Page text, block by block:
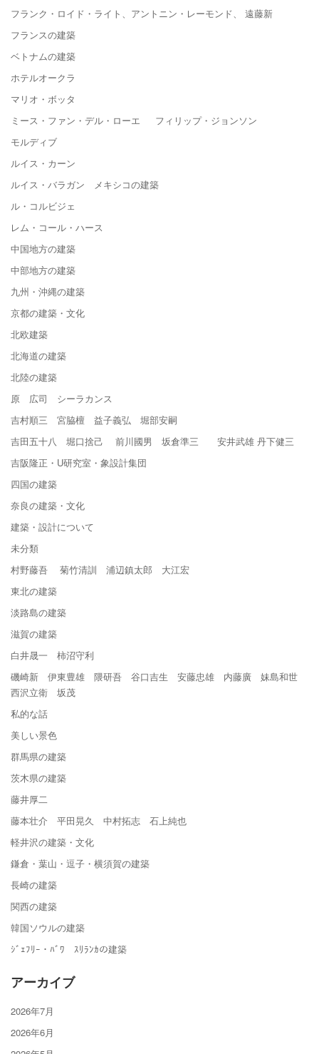
フランク・ロイド・ライト、アントニン・レーモンド、 遠藤新
フランスの建築
ベトナムの建築
ホテルオークラ
マリオ・ボッタ
ミース・ファン・デル・ローエ フィリップ・ジョンソン
モルディブ
ルイス・カーン
ルイス・バラガン メキシコの建築
ル・コルビジェ
レム・コール・ハース
中国地方の建築
中部地方の建築
九州・沖縄の建築
京都の建築・文化
北欧建築
北海道の建築
北陸の建築
原 広司 シーラカンス
吉村順三 宮脇檀 益子義弘 堀部安嗣
吉田五十八 堀口捨己 前川國男 坂倉準三 安井武雄 丹下健三
吉阪隆正・U研究室・象設計集団
四国の建築
奈良の建築・文化
建築・設計について
未分類
村野藤吾 菊竹清訓 浦辺鎮太郎 大江宏
東北の建築
淡路島の建築
滋賀の建築
白井晟一 柿沼守利
磯崎新 伊東豊雄 隈研吾 谷口吉生 安藤忠雄 内藤廣 妹島和世
西沢立衛 坂茂
私的な話
美しい景色
群馬県の建築
茨木県の建築
藤井厚二
藤本壮介 平田晃久 中村拓志 石上純也
軽井沢の建築・文化
鎌倉・葉山・逗子・横須賀の建築
長崎の建築
関西の建築
韓国ソウルの建築
ｼﾞｪﾌﾘｰ・ﾊﾞﾜ ｽﾘﾗﾝｶの建築
アーカイブ
2026年7月
2026年6月